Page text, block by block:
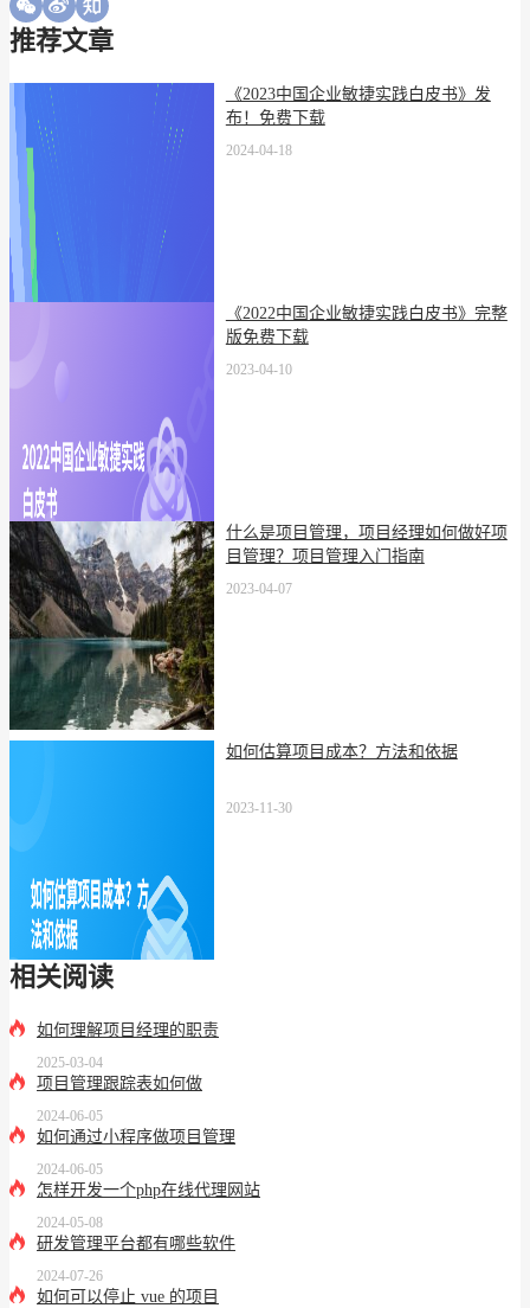
推荐文章
《2023中国企业敏捷实践白皮书》发
布！免费下载
2024-04-18
《2022中国企业敏捷实践白皮书》完整
版免费下载
2023-04-10
什么是项目管理，项目经理如何做好项
目管理？项目管理入门指南
2023-04-07
如何估算项目成本？方法和依据
2023-11-30
相关阅读
如何理解项目经理的职责
2025-03-04
项目管理跟踪表如何做
2024-06-05
如何通过小程序做项目管理
2024-06-05
怎样开发一个php在线代理网站
2024-05-08
研发管理平台都有哪些软件
2024-07-26
如何可以停止 vue 的项目